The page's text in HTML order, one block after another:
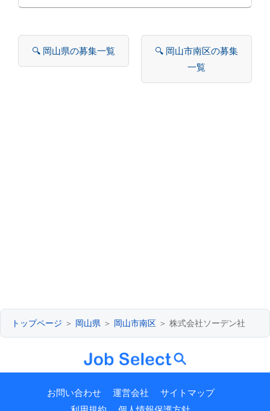
🔍 岡山県の募集一覧
🔍 岡山市南区の募集
一覧
トップページ ＞ 岡山県 ＞ 岡山市南区 ＞ 株式会社ソーデン社
お問い合わせ 運営会社
サイトマップ